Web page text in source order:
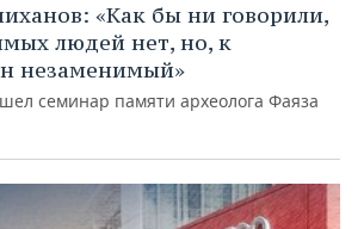
«Как бы ни говорили,
людей нет, но, к
незаменимый»
семинар памяти археолога Фаяза